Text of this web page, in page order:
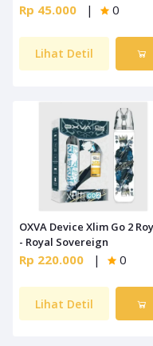
Rp 45.000 | 0
Lihat Detil
OXVA Device Xlim Go 2 Royal
- Royal Sovereign
Rp 220.000 | 0
Lihat Detil